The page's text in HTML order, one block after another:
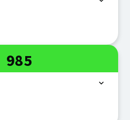
Linie
985